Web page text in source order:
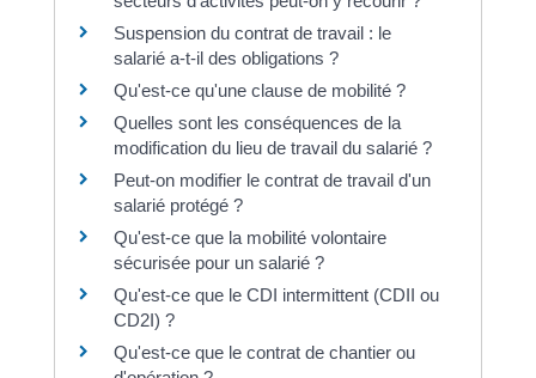
Suspension du contrat de travail : le
salarié a-t-il des obligations ?
Qu'est-ce qu'une clause de mobilité ?
Quelles sont les conséquences de la
modification du lieu de travail du salarié ?
Peut-on modifier le contrat de travail d'un
salarié protégé ?
Qu'est-ce que la mobilité volontaire
sécurisée pour un salarié ?
Qu'est-ce que le CDI intermittent (CDII ou
CD2I) ?
Qu'est-ce que le contrat de chantier ou